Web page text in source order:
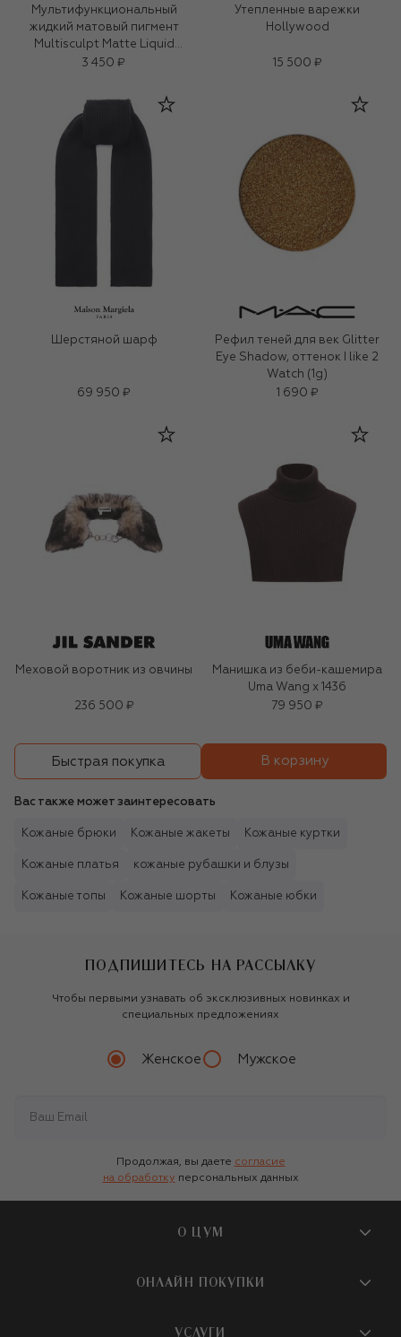
Мультифункциональный
жидкий матовый пигмент
Multisculpt Matte Liquid
Colour, оттенок Omega (4,5ml)
3 450 ₽
Утепленные варежки
Hollywood
15 500 ₽
Шерстяной шарф
69 950 ₽
Рефил теней для век Glitter
Eye Shadow, оттенок I like 2
Watch (1g)
1 690 ₽
Меховой воротник из овчины
236 500 ₽
Манишка из беби-кашемира
Uma Wang x 1436
79 950 ₽
Быстрая покупка В корзину
Вас также может заинтересовать
Кожаные брюки Кожаные жакеты Кожаные куртки
Кожаные платья кожаные рубашки и блузы
Кожаные топы Кожаные шорты Кожаные юбки
ПОДПИШИТЕСЬ НА РАССЫЛКУ
Чтобы первыми узнавать об эксклюзивных новинках и
специальных предложениях
Женское Мужское
Продолжая, вы даете согласие
на обработку персональных данных
О ЦУМ
О магазине
Бутики и ПВЗ ЦУМ
ОНЛАЙН ПОКУПКИ
УСЛУГИ